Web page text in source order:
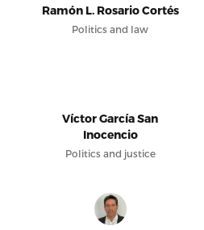
Ramón L. Rosario Cortés
Politics and law
Víctor García San
Inocencio
Politics and justice